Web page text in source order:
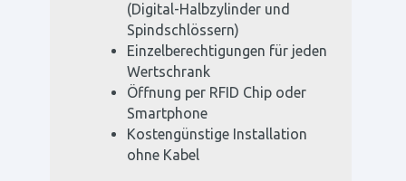
(Digital-Halbzylinder und
Spindschlössern)
Einzelberechtigungen für jeden
Wertschrank
Öffnung per RFID Chip oder
Smartphone
Kostengünstige Installation
ohne Kabel